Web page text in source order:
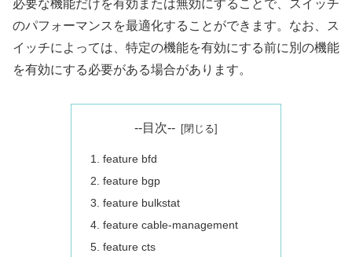
必要な機能だけを有効または無効にすることで、スイッチ
のパフォーマンスを最適化することができます。なお、ス
イッチによっては、特定の機能を有効にする前に別の機能
を有効にする必要がある場合があります。
--目次--
feature bfd
feature bgp
feature bulkstat
feature cable-management
feature cts